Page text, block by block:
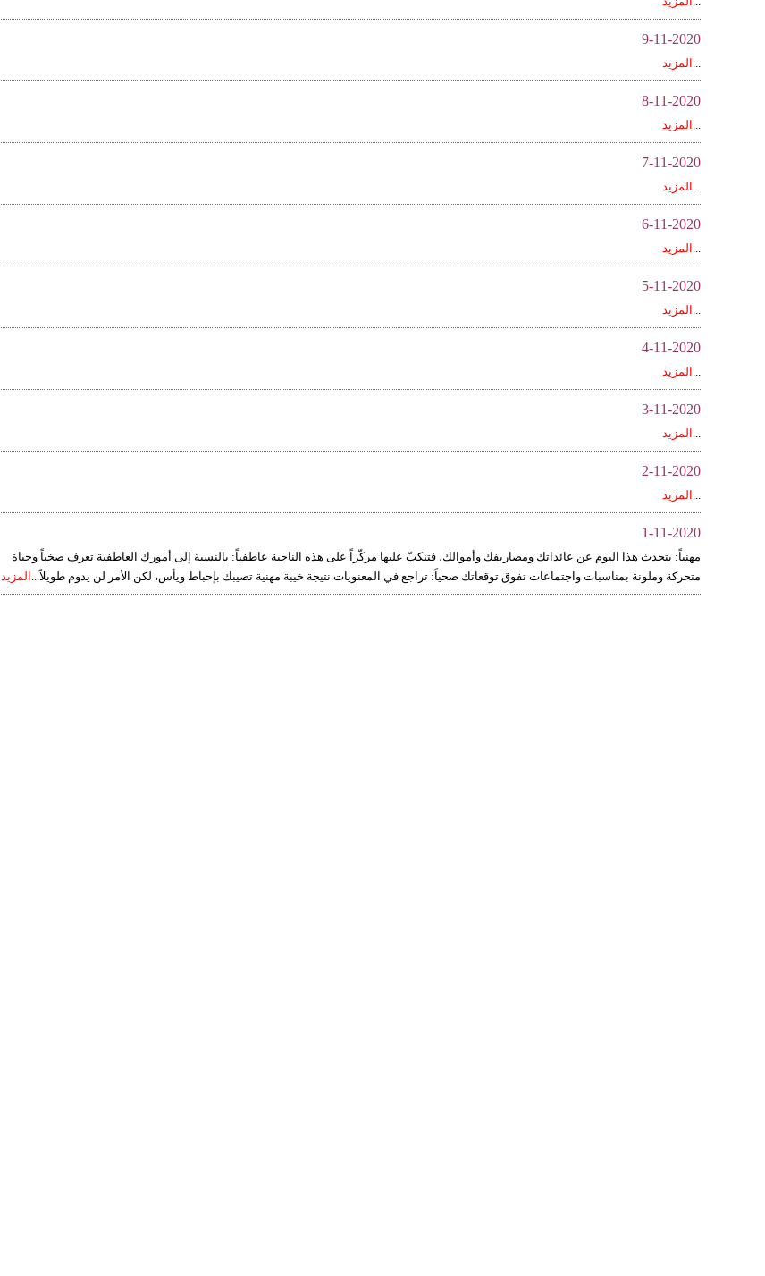
9-11-2020
... المزيد
8-11-2020
... المزيد
7-11-2020
... المزيد
6-11-2020
... المزيد
5-11-2020
... المزيد
4-11-2020
... المزيد
3-11-2020
... المزيد
2-11-2020
... المزيد
1-11-2020
مهنياً: يتحدث هذا اليوم عن عائداتك ومصاريفك وأموالك، فتنكبّ عليها مركّزاً على هذه الناحية عاطفياً: بالنسبة إلى أمورك العاطفية تعرف صخباً وحياة
متحركة وملونة بمناسبات واجتماعات تفوق توقعاتك صحياً: تراجع في المعنويات نتيجة خيبة مهنية تصيبك بإحباط ويأس، لكن الأمر لن يدوم طويلاً... المزيد